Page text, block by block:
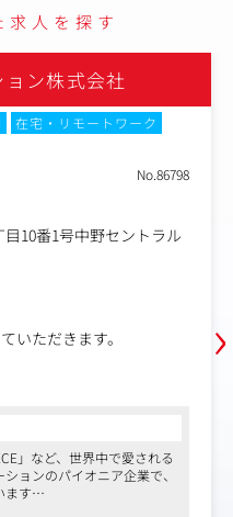
なります。
オーディションの実施な
アル撮影立ち合い、ク
ティーチェック、精算対
求人を探す
ン株式会社
在宅・リモートワーク
No.86798
10番1号中野セントラル
いただきます。
観を最大化するためのプ
務
ンニングやデザインのク
」など、世界中で愛される
ョンのパイオニア企業で、
ます
›